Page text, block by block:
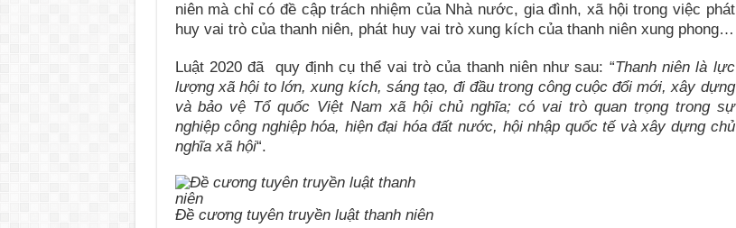
niên mà chỉ có đề cập trách nhiệm của Nhà nước, gia đình, xã hội trong việc phát
huy vai trò của thanh niên, phát huy vai trò xung kích của thanh niên xung phong…
Luật 2020 đã quy định cụ thể vai trò của thanh niên như sau: “Thanh niên là lực
lượng xã hội to lớn, xung kích, sáng tạo, đi đầu trong công cuộc đổi mới, xây dựng
và bảo vệ Tổ quốc Việt Nam xã hội chủ nghĩa; có vai trò quan trọng trong sự
nghiệp công nghiệp hóa, hiện đại hóa đất nước, hội nhập quốc tế và xây dựng chủ
nghĩa xã hội“.
Đề cương tuyên truyền luật thanh niên